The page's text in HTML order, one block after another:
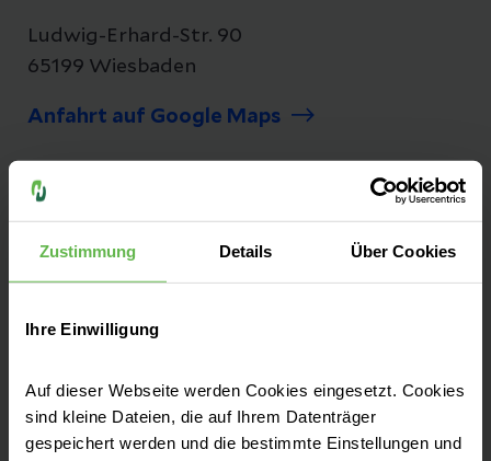
Zustimmung Details Über Cookies
Ihre Einwilligung
Auf dieser Webseite werden Cookies eingesetzt. Cookies
sind kleine Dateien, die auf Ihrem Datenträger
gespeichert werden und die bestimmte Einstellungen und
Ludwig-Erhard-Str. 90
65199 Wiesbaden
Anfahrt auf Google Maps
Die Helios Dr. Horst Schmidt Kliniken
verschiedener Fachbereiche und Zentren aus.